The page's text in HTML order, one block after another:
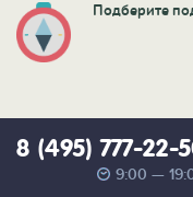
Подберите
8 (495) 777-22-
9:00 —